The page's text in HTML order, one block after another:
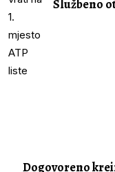
Službeno
Dogovoreno